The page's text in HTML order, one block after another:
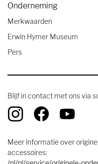
Onderneming
Merkwaarden
Erwin Hymer Museum
Pers
Blijf in contact met ons via
Meer informatie over
accessoires: